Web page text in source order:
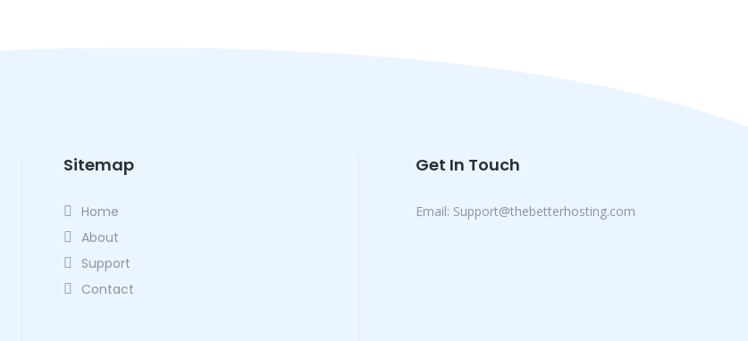
Sitemap
Home
About
Support
Contact
Get In Touch
Email: Support@thebetterhosting.com